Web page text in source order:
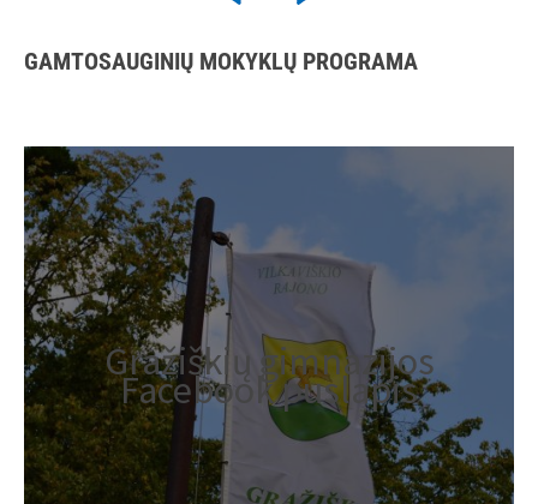
GAMTOSAUGINIŲ MOKYKLŲ PROGRAMA
Gražiškių gimnazijos
Facebook puslapis